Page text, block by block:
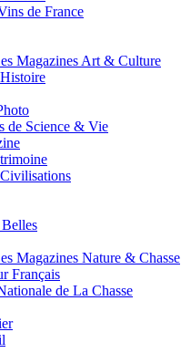
de France
Magazines Art & Culture
de Science & Vie
Magazines Nature & Chasse
Français
de La Chasse